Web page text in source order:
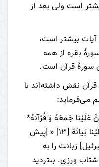
است ولی بعد از
آیات بیشتر است،
بقره از همه
سورۀ قرآن است.
نقش داشته‌اند با
می‌فرماید:
عَلَيْنا جَمْعَهُ وَ قُرْآنَهُ*
بَيانَهُ [13]
« [پيش
زبانت را به
ورزى. بى‏ترديد